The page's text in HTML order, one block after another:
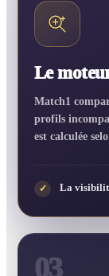
Le
Match1
profils
est calculée
✓ La
03